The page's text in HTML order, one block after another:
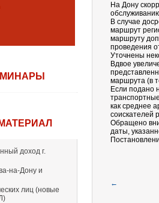
доход г.
на-Дону и
лиц (новые
На Дону
В случае
маршрут
маршруту
проведения
Уточнены
Вдвое
маршрута (в
Если подано
как среднее
соискателей
Обращено
даты,
←